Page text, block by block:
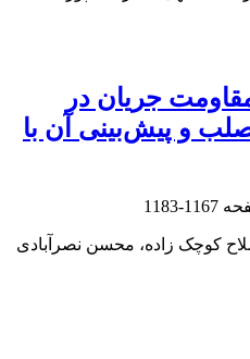
جریان در
و پیش‌بینی آن با
1167-1183
کوچک زاده، محسن نصرآبادی